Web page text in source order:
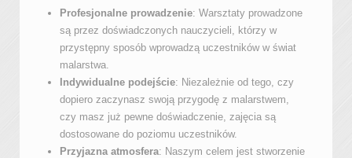
Profesjonalne prowadzenie: Warsztaty prowadzone
są przez doświadczonych nauczycieli, którzy w
przystępny sposób wprowadzą uczestników w świat
malarstwa.
Indywidualne podejście: Niezależnie od tego, czy
dopiero zaczynasz swoją przygodę z malarstwem,
czy masz już pewne doświadczenie, zajęcia są
dostosowane do poziomu uczestników.
Przyjazna atmosfera: Naszym celem jest stworzenie